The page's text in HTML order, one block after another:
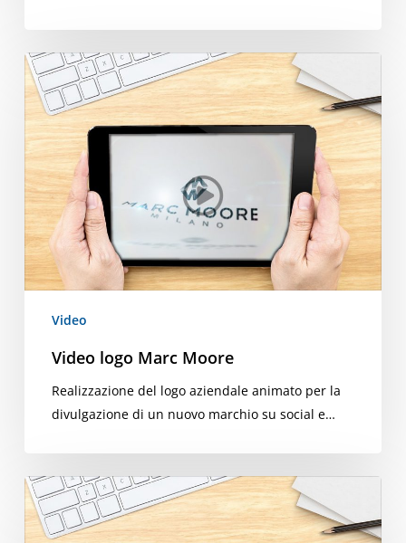
Video
logo
Marc
Moore
Video
Video logo Marc Moore
Realizzazione del logo aziendale animato per la
divulgazione di un nuovo marchio su social e…
Spot
Pubblicitario
ICover